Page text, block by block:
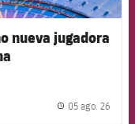
nueva jugadora
05 ago. 26